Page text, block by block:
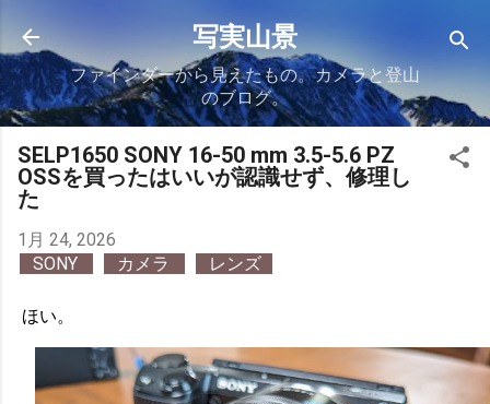
スキップしてメイン コンテンツに移動
写実山景
ファインダーから見えたもの。カメラと登山
のブログ。
SELP1650 SONY 16-50 mm 3.5-5.6 PZ
OSSを買ったはいいが認識せず、修理し
た
1月 24, 2026
SONY
カメラ レンズ
ほい。